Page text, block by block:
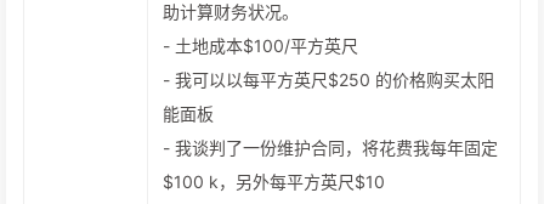
助计算财务状况。
- 土地成本$100/平方英尺
- 我可以以每平方英尺$250 的价格购买太阳
能面板
- 我谈判了一份维护合同，将花费我每年固定
$100 k，另外每平方英尺$10